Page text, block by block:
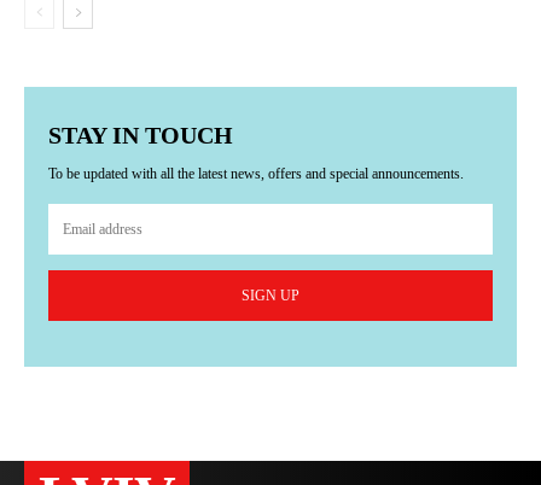
STAY IN TOUCH
To be updated with all the latest news, offers and special announcements.
SIGN UP